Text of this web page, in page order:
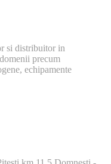
si distribuitor in
precum
echipamente